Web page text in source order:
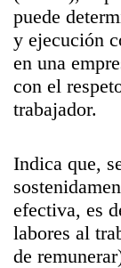
puede
y ejecución
en una
con el
trabajador.
Indica que,
efectiva, es
labores al
de